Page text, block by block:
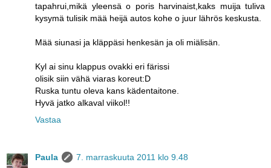
tapahrui,mikä yleensä o poris harvinaist,kaks muija tuliva
kysymä tulisik mää heijä autos kohe o juur lährös keskusta.
Mää siunasi ja kläppäsi henkesän ja oli miälisän.
Kyl ai sinu klappus ovakki eri färissi
olisik siin vähä viaras koreut:D
Ruska tuntu oleva kans kädentaitone.
Hyvä jatko alkaval viikol!!
Vastaa
Paula
7. marraskuuta 2011 klo 9.48